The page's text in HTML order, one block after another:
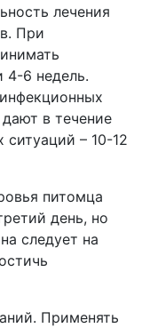
лечения
При
4-6 недель.
в течение
ситуаций – 10-12
питомца
день, но
следует на
Применять